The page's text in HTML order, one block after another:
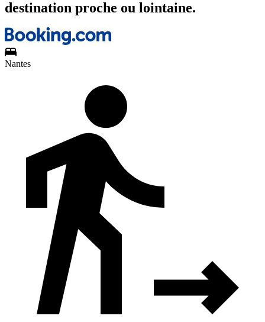
destination proche ou lointaine.
Nantes